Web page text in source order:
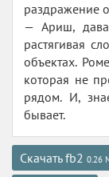
раздражение
— Ариш,
растягивая
объектах.
которая не
рядом. И,
бывает.
Скачать fb2 0.26